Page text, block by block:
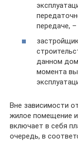
передаче,
данном
момента
Вне зависимости
жилое помещение и
включает в себя
очередь, в